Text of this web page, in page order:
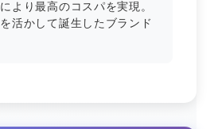
より最高のコスパを実現。
活かして誕生したブランド